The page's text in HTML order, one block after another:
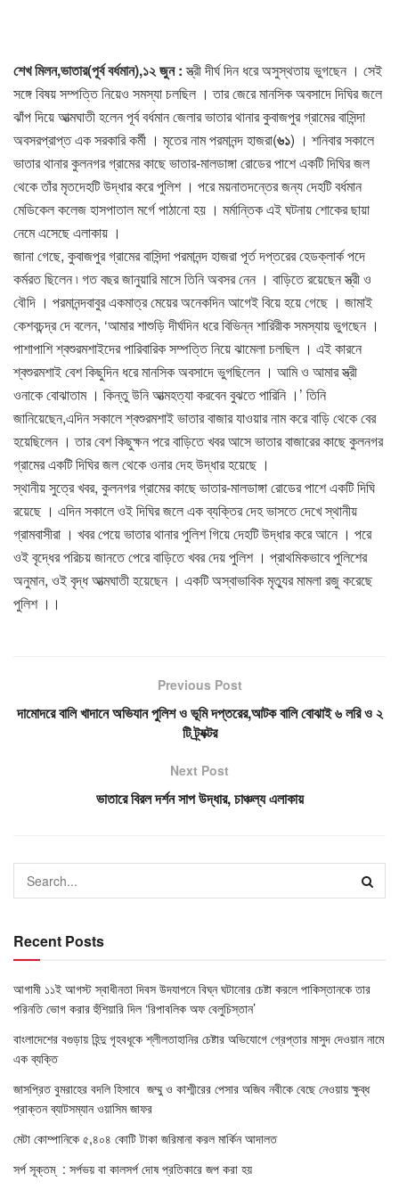
শেখ মিলন,ভাতার(পূর্ব বর্ধমান),১২ জুন :স্ত্রী দীর্ঘ দিন ধরে অসুস্থতায় ভুগছেন । সেই
সঙ্গে বিষয় সম্পত্তি নিয়েও সমস্যা চলছিল । তার জেরে মানসিক অবসাদে দিঘির জলে
ঝাঁপ দিয়ে আত্মঘাতী হলেন পূর্ব বর্ধমান জেলার ভাতার থানার কুবাজপুর গ্রামের বাসিন্দা
অবসরপ্রাপ্ত এক সরকারি কর্মী । মৃতের নাম পরমানন্দ হাজরা(৬১) । শনিবার সকালে
ভাতার থানার কুলনগর গ্রামের কাছে ভাতার-মালডাঙ্গা রোডের পাশে একটি দিঘির জল
থেকে তাঁর মৃতদেহটি উদ্ধার করে পুলিশ । পরে ময়নাতদন্তের জন্য দেহটি বর্ধমান
মেডিকেল কলেজ হাসপাতাল মর্গে পাঠানো হয় । মর্মান্তিক এই ঘটনায় শোকের ছায়া
নেমে এসেছে এলাকায় ।
জানা গেছে, কুবাজপুর গ্রামের বাসিন্দা পরমানন্দ হাজরা পূর্ত দপ্তরের হেডক্লার্ক পদে
কর্মরত ছিলেন ৷ গত বছর জানুয়ারি মাসে তিনি অবসর নেন । বাড়িতে রয়েছেন স্ত্রী ও
বৌদি । পরমানন্দবাবুর একমাত্র মেয়ের অনেকদিন আগেই বিয়ে হয়ে গেছে । জামাই
কেশবচন্দ্র দে বলেন, ‘আমার শাশুড়ি দীর্ঘদিন ধরে বিভিন্ন শারিরীক সমস্যায় ভুগছেন ।
পাশাপাশি শ্বশুরমশাইদের পারিবারিক সম্পত্তি নিয়ে ঝামেলা চলছিল । এই কারনে
শ্বশুরমশাই বেশ কিছুদিন ধরে মানসিক অবসাদে ভুগছিলেন । আমি ও আমার স্ত্রী
ওনাকে বোঝাতাম । কিন্তু উনি আত্মহত্যা করবেন বুঝতে পারিনি ।’ তিনি
জানিয়েছেন,এদিন সকালে শ্বশুরমশাই ভাতার বাজার যাওয়ার নাম করে বাড়ি থেকে বের
হয়েছিলেন । তার বেশ কিছুক্ষন পরে বাড়িতে খবর আসে ভাতার বাজারের কাছে কুলনগর
গ্রামের একটি দিঘির জল থেকে ওনার দেহ উদ্ধার হয়েছে ।
স্থানীয় সুত্রে খবর, কুলনগর গ্রামের কাছে ভাতার-মালডাঙ্গা রোডের পাশে একটি দিঘি
রয়েছে । এদিন সকালে ওই দিঘির জলে এক ব্যক্তির দেহ ভাসতে দেখে স্থানীয়
গ্রামবাসীরা । খবর পেয়ে ভাতার থানার পুলিশ গিয়ে দেহটি উদ্ধার করে আনে । পরে
ওই বৃদ্ধের পরিচয় জানতে পেরে বাড়িতে খবর দেয় পুলিশ । প্রাথমিকভাবে পুলিশের
অনুমান, ওই বৃদ্ধ আত্মঘাতী হয়েছেন । একটি অস্বাভাবিক মৃত্যুর মামলা রজু করেছে
পুলিশ ।।
Previous Post
দামোদরে বালি খাদানে অভিযান পুলিশ ও ভূমি দপ্তরের,আটক বালি বোঝাই ৬ লরি ও ২
টি ট্র্যক্টর
Next Post
ভাতারে বিরল দর্শন সাপ উদ্ধার, চাঞ্চল্য এলাকায়
Recent Posts
আগামী ১১ই আগস্ট স্বাধীনতা দিবস উদযাপনে বিঘ্ন ঘটানোর চেষ্টা করলে পাকিস্তানকে তার
পরিনতি ভোগ করার হুঁশিয়ারি দিল ‘রিপাবলিক অফ বেলুচিস্তান’
বাংলাদেশের বগুড়ায় হিন্দু গৃহবধূকে শ্লীলতাহানির চেষ্টার অভিযোগে গ্রেপ্তার মাসুদ দেওয়ান নামে
এক ব্যক্তি
জাসপ্রিত বুমরাহের বদলি হিসাবে জম্মু ও কাশ্মীরের পেসার অজিব নবীকে বেছে নেওয়ায় ক্ষুব্ধ
প্রাক্তন ব্যাটসম্যান ওয়াসিম জাফর
মেটা কোম্পানিকে ৫,৪০৪ কোটি টাকা জরিমানা করল মার্কিন আদালত
সর্প সূক্তম্ : সর্পভয় বা কালসর্প দোষ প্রতিকারে জপ করা হয়